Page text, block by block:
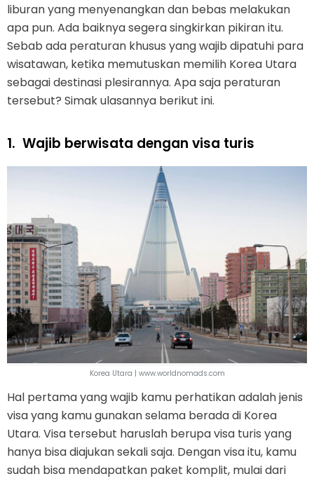
liburan yang menyenangkan dan bebas melakukan
apa pun. Ada baiknya segera singkirkan pikiran itu.
Sebab ada peraturan khusus yang wajib dipatuhi para
wisatawan, ketika memutuskan memilih Korea Utara
sebagai destinasi plesirannya. Apa saja peraturan
tersebut? Simak ulasannya berikut ini.
1. Wajib berwisata dengan visa turis
Korea Utara | www.worldnomads.com
Hal pertama yang wajib kamu perhatikan adalah jenis
visa yang kamu gunakan selama berada di Korea
Utara. Visa tersebut haruslah berupa visa turis yang
hanya bisa diajukan sekali saja. Dengan visa itu, kamu
sudah bisa mendapatkan paket komplit, mulai dari